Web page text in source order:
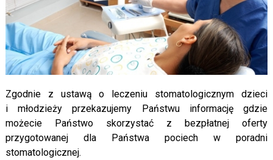
Zgodnie z ustawą o leczeniu stomatologicznym dzieci
i młodzieży przekazujemy Państwu informację gdzie
możecie Państwo skorzystać z bezpłatnej oferty
przygotowanej dla Państwa pociech w poradni
stomatologicznej.